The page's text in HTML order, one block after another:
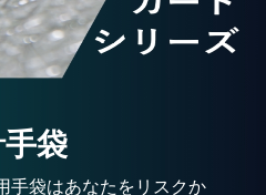
袋
手袋はあなたをリスクか